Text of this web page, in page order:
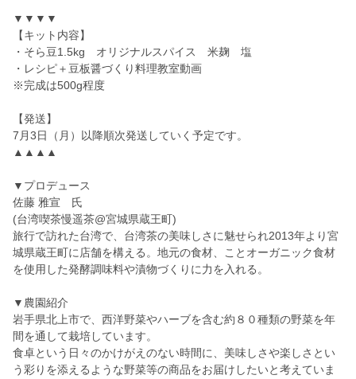
▼▼▼▼
【キット内容】
・そら豆1.5kg オリジナルスパイス 米麹 塩
・レシピ＋豆板醤づくり料理教室動画
※完成は500g程度
【発送】
7月3日（月）以降順次発送していく予定です。
▲▲▲▲
▼プロデュース
佐藤 雅宣 氏
(台湾喫茶慢遥茶@宮城県蔵王町)
旅行で訪れた台湾で、台湾茶の美味しさに魅せられ2013年より宮
城県蔵王町に店舗を構える。地元の食材、ことオーガニック食材
を使用した発酵調味料や漬物づくりに力を入れる。
▼農園紹介
岩手県北上市で、西洋野菜やハーブを含む約８０種類の野菜を年
間を通して栽培しています。
食卓という日々のかけがえのない時間に、美味しさや楽しさとい
う彩りを添えるような野菜等の商品をお届けしたいと考えていま